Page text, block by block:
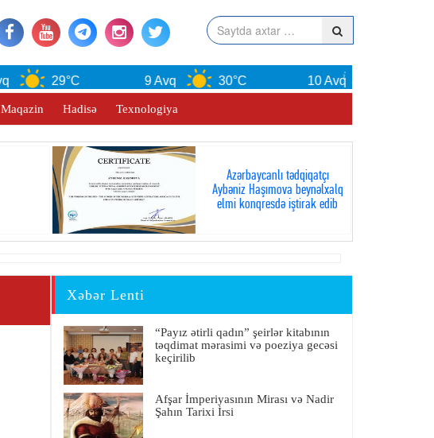
29°C 9 Avq 30°C 10 Avq
Maqazin Hadisə Texnologiya
Azərbaycanlı tədqiqatçı
Aybəniz Haşımova beynəlxalq
elmi konqresdə iştirak edib
Xəbər Lenti
“Payız ətirli qadın” şeirlər kitabının
təqdimat mərasimi və poeziya gecəsi
keçirilib
Afşar İmperiyasının Mirası və Nadir
Şahın Tarixi İrsi